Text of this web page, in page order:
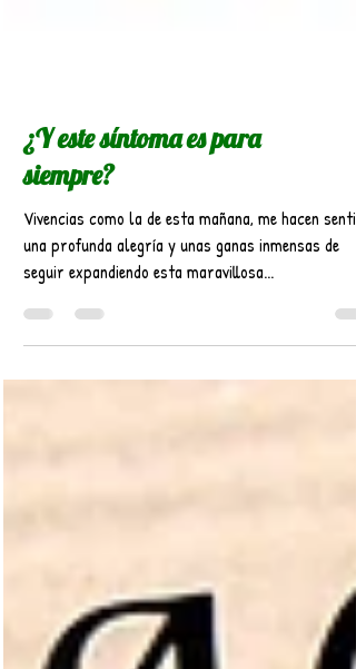
¿Y este síntoma es para
siempre?
Vivencias como la de esta mañana, me hacen sentir
seguir expandiendo esta maravillosa...